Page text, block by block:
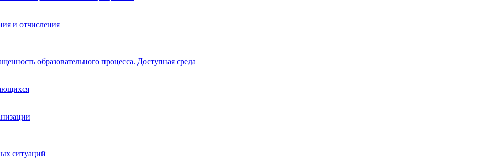
и отчисления
образовательного процесса. Доступная среда
ситуаций